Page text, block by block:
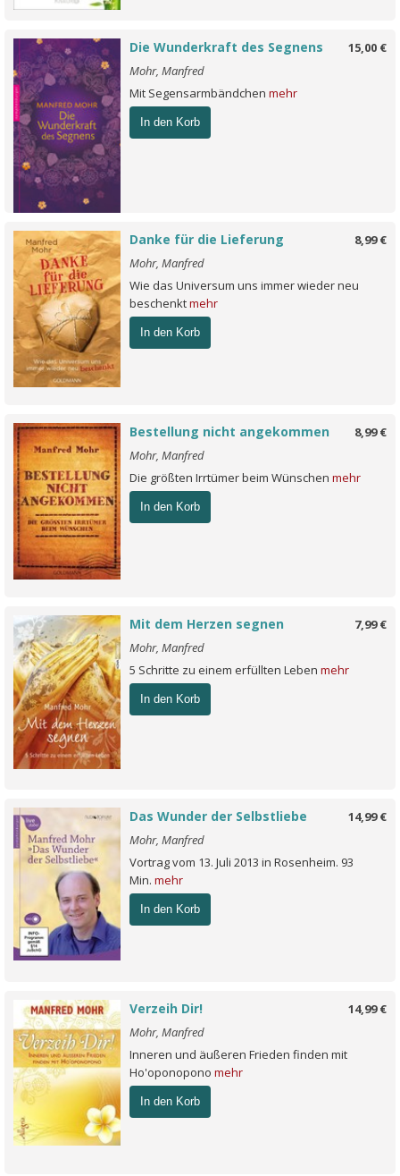
15,00 €
Die Wunderkraft des Segnens
Mohr, Manfred
Mit Segensarmbändchen mehr
In den Korb
8,99 €
Danke für die Lieferung
Mohr, Manfred
Wie das Universum uns immer wieder neu
beschenktmehr
In den Korb
8,99 €
Bestellung nicht angekommen
Mohr, Manfred
Die größten Irrtümer beim Wünschen mehr
In den Korb
7,99 €
Mit dem Herzen segnen
Mohr, Manfred
5 Schritte zu einem erfüllten Leben mehr
In den Korb
14,99 €
Das Wunder der Selbstliebe
Mohr, Manfred
Vortrag vom 13. Juli 2013 in Rosenheim. 93
Min. mehr
In den Korb
14,99 €
Verzeih Dir!
Mohr, Manfred
Inneren und äußeren Frieden finden mit
Ho'oponopono mehr
In den Korb